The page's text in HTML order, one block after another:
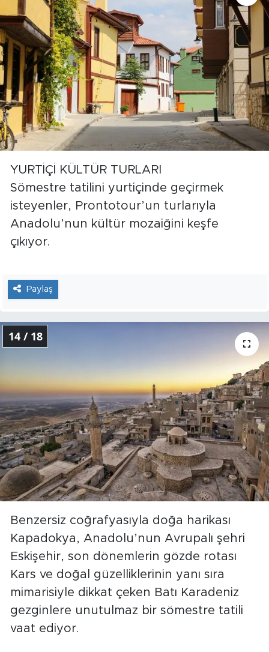
YURTİÇİ KÜLTÜR TURLARI
Sömestre tatilini yurtiçinde geçirmek
isteyenler, Prontotour’un turlarıyla
Anadolu’nun kültür mozaiğini keşfe
çıkıyor.
Paylaş
14 / 18
Benzersiz coğrafyasıyla doğa harikası
Kapadokya, Anadolu’nun Avrupalı şehri
Eskişehir, son dönemlerin gözde rotası
Kars ve doğal güzelliklerinin yanı sıra
mimarisiyle dikkat çeken Batı Karadeniz
gezginlere unutulmaz bir sömestre tatili
vaat ediyor.